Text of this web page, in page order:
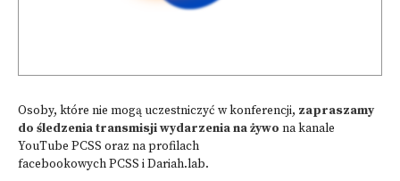
Osoby, które nie mogą uczestniczyć w konferencji, zapraszamy
do śledzenia transmisji wydarzenia na żywo na kanale
YouTube PCSS oraz na profilach
facebookowychPCSS iDariah.lab.